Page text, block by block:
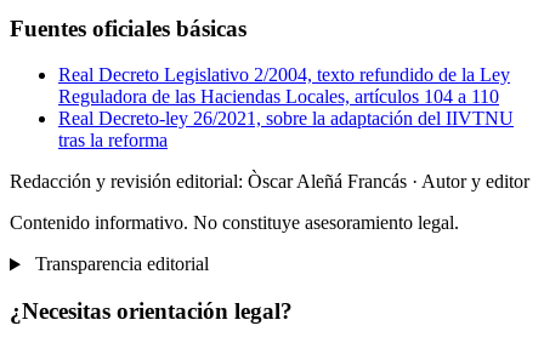
Fuentes oficiales básicas
Real Decreto Legislativo 2/2004, texto refundido de la Ley
Reguladora de las Haciendas Locales, artículos 104 a 110
Real Decreto-ley 26/2021, sobre la adaptación del IIVTNU
tras la reforma
Redacción y revisión editorial: Òscar Aleñá Francás · Autor y editor
Contenido informativo. No constituye asesoramiento legal.
Transparencia editorial
¿Necesitas orientación legal?